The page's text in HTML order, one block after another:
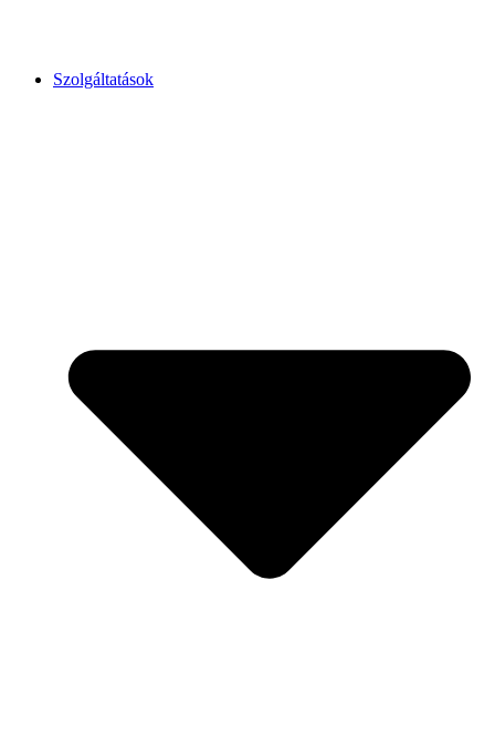
Szolgáltatások